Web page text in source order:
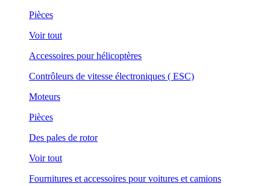
Pièces
Voir tout
Accessoires pour hélicoptères
Contrôleurs de vitesse électroniques ( ESC)
Moteurs
Pièces
Des pales de rotor
Voir tout
Fournitures et accessoires pour voitures et camions